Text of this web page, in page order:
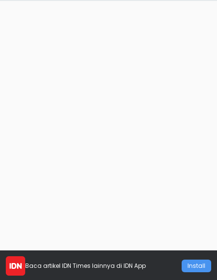
Baca artikel IDN Times lainnya di IDN App Install